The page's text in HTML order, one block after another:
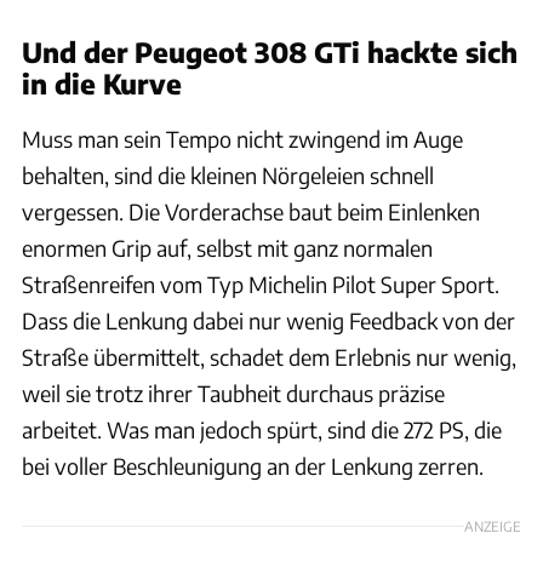
Und der Peugeot 308 GTi hackte sich
in die Kurve
Muss man sein Tempo nicht zwingend im Auge
behalten, sind die kleinen Nörgeleien schnell
vergessen. Die Vorderachse baut beim Einlenken
enormen Grip auf, selbst mit ganz normalen
Straßenreifen vom Typ Michelin Pilot Super Sport.
Dass die Lenkung dabei nur wenig Feedback von der
Straße übermittelt, schadet dem Erlebnis nur wenig,
weil sie trotz ihrer Taubheit durchaus präzise
arbeitet. Was man jedoch spürt, sind die 272 PS, die
bei voller Beschleunigung an der Lenkung zerren.
ANZEIGE